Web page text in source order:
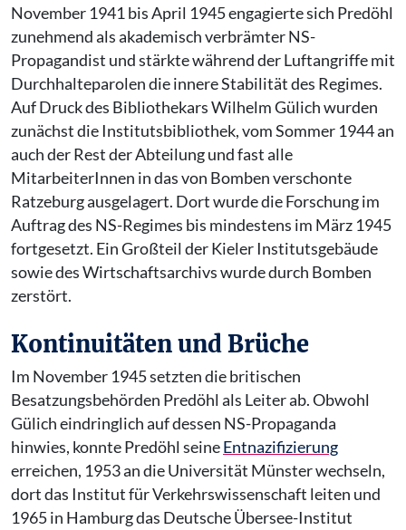
November 1941 bis April 1945 engagierte sich Predöhl
zunehmend als akademisch verbrämter NS-
Propagandist und stärkte während der Luftangriffe mit
Durchhalteparolen die innere Stabilität des Regimes.
Auf Druck des Bibliothekars Wilhelm Gülich wurden
zunächst die Institutsbibliothek, vom Sommer 1944 an
auch der Rest der Abteilung und fast alle
MitarbeiterInnen in das von Bomben verschonte
Ratzeburg ausgelagert. Dort wurde die Forschung im
Auftrag des NS-Regimes bis mindestens im März 1945
fortgesetzt. Ein Großteil der Kieler Institutsgebäude
sowie des Wirtschaftsarchivs wurde durch Bomben
zerstört.
Kontinuitäten und Brüche
Im November 1945 setzten die britischen
Besatzungsbehörden Predöhl als Leiter ab. Obwohl
Gülich eindringlich auf dessen NS-Propaganda
hinwies, konnte Predöhl seineEntnazifizierung
erreichen, 1953 an die Universität Münster wechseln,
dort das Institut für Verkehrswissenschaft leiten und
1965 in Hamburg das Deutsche Übersee-Institut